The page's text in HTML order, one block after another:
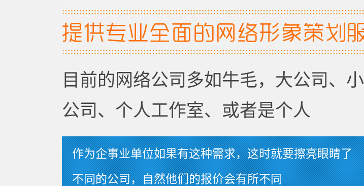
目前的网络公司多如牛毛，大公司、小
公司、个人工作室、或者是个人
作为企事业单位如果有这种需求，这时就要擦亮眼睛了
不同的公司，自然他们的报价会有所不同